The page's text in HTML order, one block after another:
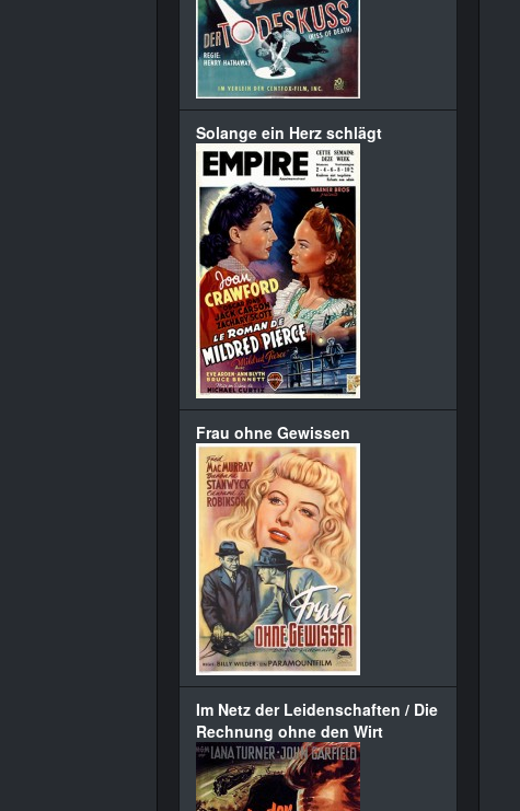
Solange ein Herz schlägt
Frau ohne Gewissen
Im Netz der Leidenschaften / Die
Rechnung ohne den Wirt